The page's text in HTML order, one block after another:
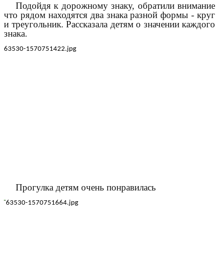
Подойдя к дорожному знаку, обратили внимание
что рядом находятся два знака разной формы - круг
и треугольник. Рассказала детям о значении каждого
знака.
Прогулка детям очень понравилась